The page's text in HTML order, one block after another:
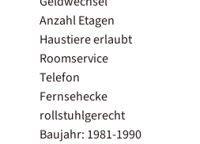
Anzahl Etagen
Haustiere erlaubt
Roomservice
Telefon
Fernsehecke
rollstuhlgerecht
Baujahr: 1981-1990